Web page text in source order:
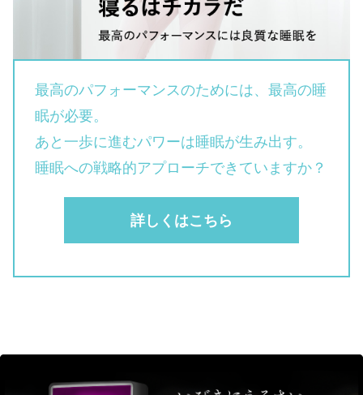
最高のパフォーマンスのためには、最高の睡
眠が必要。
あと一歩に進むパワーは睡眠が生み出す。
睡眠への戦略的アプローチできていますか？
詳しくはこちら